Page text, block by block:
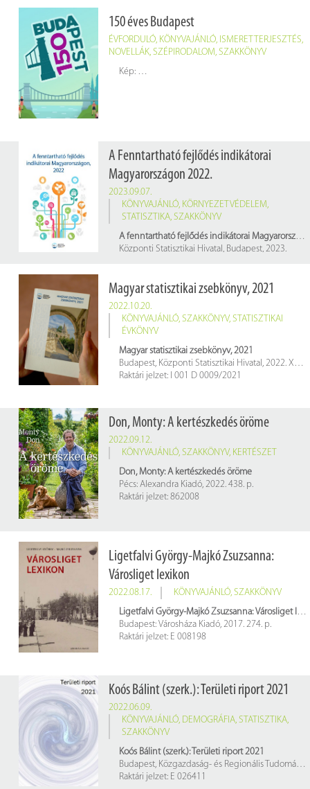
150 éves Budapest
ÉVFORDULÓ, KÖNYVAJÁNLÓ, ISMERETTERJESZTÉS,
NOVELLÁK, SZÉPIRODALOM, SZAKKÖNYV
Kép:
https://budapest150.wordpress.com/
A Fenntartható fejlődés indikátorai
Magyarországon 2022.
2023.09.07.
KÖNYVAJÁNLÓ, KÖRNYEZETVÉDELEM,
STATISZTIKA, SZAKKÖNYV
A fenntartható fejlődés indikátorai Magyarországon, 2022.
Központi Statisztikai Hivatal, Budapest, 2023.
Magyar statisztikai zsebkönyv, 2021
2022.10.20.
KÖNYVAJÁNLÓ, SZAKKÖNYV, STATISZTIKAI
ÉVKÖNYV
Magyar statisztikai zsebkönyv, 2021
Budapest, Központi Statisztikai Hivatal, 2022. XXXIII, 300 p.
Raktári jelzet: I 001 D 0009/2021
Don, Monty: A kertészkedés öröme
2022.09.12.
KÖNYVAJÁNLÓ, SZAKKÖNYV, KERTÉSZET
Don, Monty: A kertészkedés öröme
Pécs: Alexandra Kiadó, 2022. 438. p.
Raktári jelzet: 862008
Ligetfalvi György-Majkó Zsuzsanna:
Városliget lexikon
2022.08.17. KÖNYVAJÁNLÓ, SZAKKÖNYV
Ligetfalvi György-Majkó Zsuzsanna: Városliget lexikon
Budapest: Városháza Kiadó, 2017. 274. p.
Raktári jelzet: E 008198
Koós Bálint (szerk.): Területi riport 2021
2022.06.09.
KÖNYVAJÁNLÓ, DEMOGRÁFIA, STATISZTIKA,
SZAKKÖNYV
Koós Bálint (szerk.): Területi riport 2021
Budapest, Közgazdaság- és Regionális Tudományi Kutatóközpont Regionális Kutatások Intézete, 2021. 186 p.
Raktári jelzet: E 026411